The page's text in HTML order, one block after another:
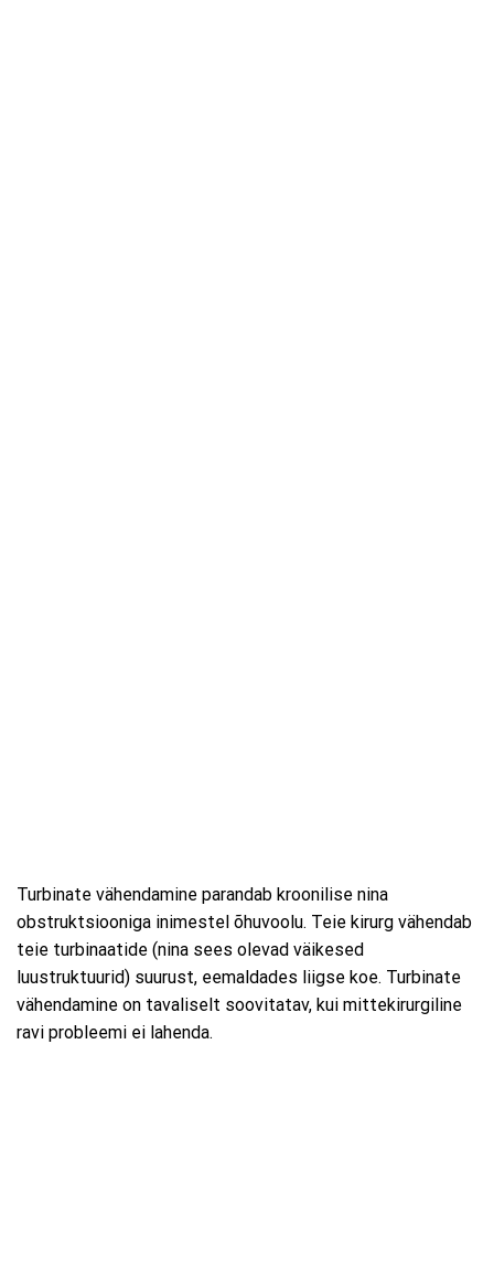
Turbinate vähendamine parandab kroonilise nina
obstruktsiooniga inimestel õhuvoolu. Teie kirurg vähendab
teie turbinaatide (nina sees olevad väikesed
luustruktuurid) suurust, eemaldades liigse koe. Turbinate
vähendamine on tavaliselt soovitatav, kui mittekirurgiline
ravi probleemi ei lahenda.